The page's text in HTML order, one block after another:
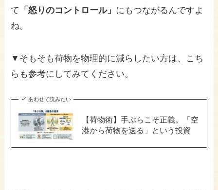
て 「怒りのコントロール」 にもつながるんですよ
ね。
▼そもそも荷物を物理的に減らしたい方は、こち
らも参考にしてみてください。
あわせて読みたい
【荷物術】手ぶらこそ正義。「空
港から荷物を送る」という投資